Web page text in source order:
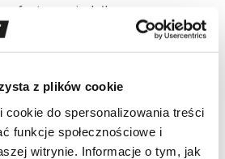
z plików cookie
do spersonalizowania treści
funkcje społecznościowe i
witrynie. Informacje o tym, jak
siodełko